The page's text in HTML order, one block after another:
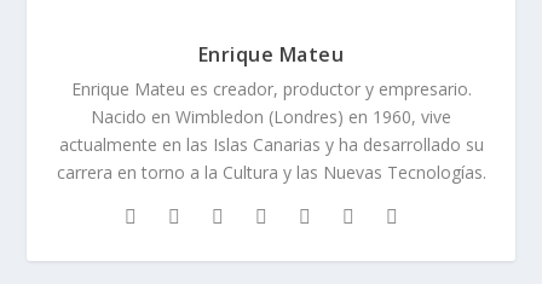
Enrique Mateu
Enrique Mateu es creador, productor y empresario.
Nacido en Wimbledon (Londres) en 1960, vive
actualmente en las Islas Canarias y ha desarrollado su
carrera en torno a la Cultura y las Nuevas Tecnologías.